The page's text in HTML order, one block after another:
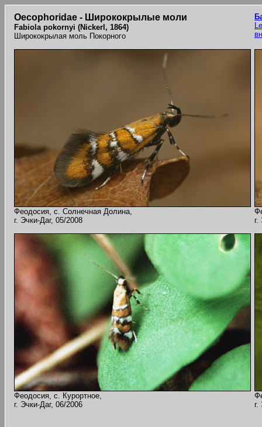
Oecophoridae - Ширококрылые моли
Fabiola pokornyi (Nickerl, 1864)
Ширококрылая моль Покорного
Феодосия, с. Солнечная Долина,
г. Эчки-Даг, 05/2008
Феодосия, с. Курортное,
г. Эчки-Даг, 06/2006